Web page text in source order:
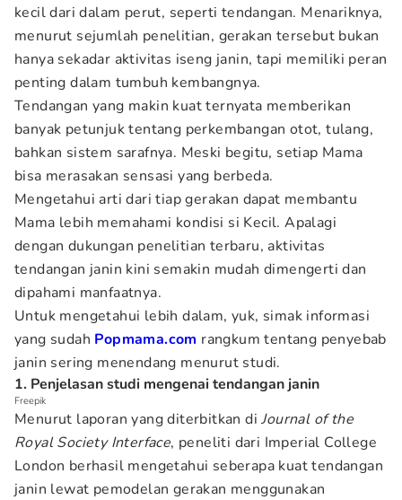
kecil dari dalam perut, seperti tendangan. Menariknya,
menurut sejumlah penelitian, gerakan tersebut bukan
hanya sekadar aktivitas iseng janin, tapi memiliki peran
penting dalam tumbuh kembangnya.
Tendangan yang makin kuat ternyata memberikan
banyak petunjuk tentang perkembangan otot, tulang,
bahkan sistem sarafnya. Meski begitu, setiap Mama
bisa merasakan sensasi yang berbeda.
Mengetahui arti dari tiap gerakan dapat membantu
Mama lebih memahami kondisi si Kecil. Apalagi
dengan dukungan penelitian terbaru, aktivitas
tendangan janin kini semakin mudah dimengerti dan
dipahami manfaatnya.
Untuk mengetahui lebih dalam, yuk, simak informasi
yang sudah Popmama.com rangkum tentang penyebab
janin sering menendang menurut studi.
1. Penjelasan studi mengenai tendangan janin
Freepik
Menurut laporan yang diterbitkan diJournal of the
Royal Society Interface, peneliti dari Imperial College
London berhasil mengetahui seberapa kuat tendangan
janin lewat pemodelan gerakan menggunakan